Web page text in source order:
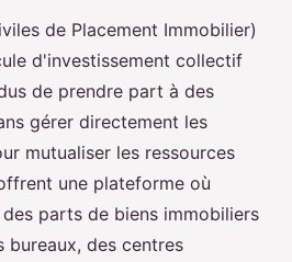
de Placement Immobilier)
d'investissement collectif
de prendre part à des
gérer directement les
mutualiser les ressources
une plateforme où
parts de biens immobiliers
bureaux, des centres